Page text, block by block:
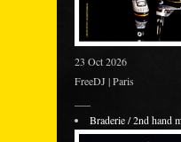
23 Oct 2026
FreeDJ | Paris
Braderie / 2nd hand